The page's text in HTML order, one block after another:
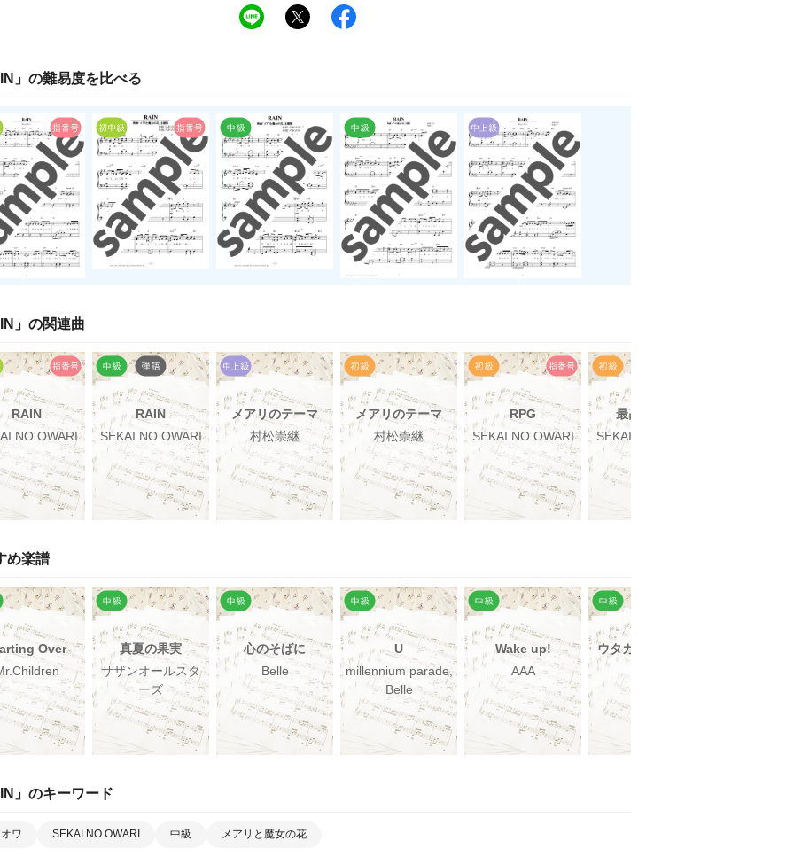
」の難易度を比べる
」の関連曲
RAIN
NO OWARI
RAIN
SEKAI NO OWARI
メアリのテーマ
村松崇継
メアリのテーマ
村松崇継
RPG
SEKAI NO OWARI
最高到達点
SEKAI NO OWARI
め楽譜
Over
真夏の果実
サザンオールスタ
ーズ
心のそばに
Belle
U
millennium parade,
Belle
Wake up!
AAA
ウタカタララバイ
」のキーワード
ワ SEKAI NO OWARI 中級 メアリと魔女の花